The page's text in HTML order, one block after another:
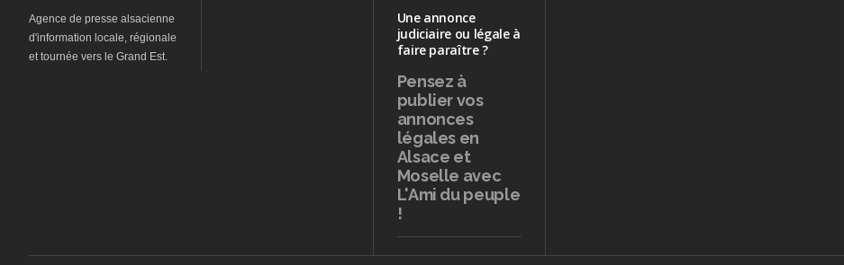
Agence de presse alsacienne
d'information locale, régionale
et tournée vers le Grand Est.
Une annonce
judiciaire ou légale à
faire paraître ?
Pensez à
publiervos
annonces
légales en
Alsace et
Moselle avec
L'Ami du peuple
!